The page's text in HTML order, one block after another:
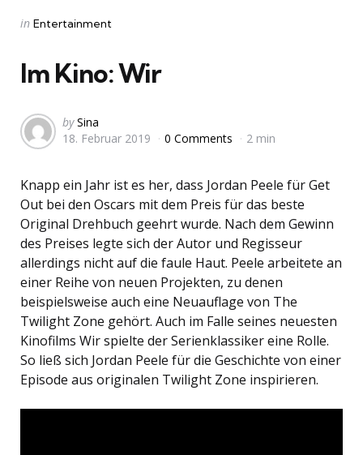
Categories
Posted
in Entertainment
Im Kino: Wir
Posted
by
by Sina
18. Februar 2019
0 Comments 2 min
Knapp ein Jahr ist es her, dass Jordan Peele für Get
Out bei den Oscars mit dem Preis für das beste
Original Drehbuch geehrt wurde. Nach dem Gewinn
des Preises legte sich der Autor und Regisseur
allerdings nicht auf die faule Haut. Peele arbeitete an
einer Reihe von neuen Projekten, zu denen
beispielsweise auch eine Neuauflage von The
Twilight Zone gehört. Auch im Falle seines neuesten
Kinofilms Wir spielte der Serienklassiker eine Rolle.
So ließ sich Jordan Peele für die Geschichte von einer
Episode aus originalen Twilight Zone inspirieren.